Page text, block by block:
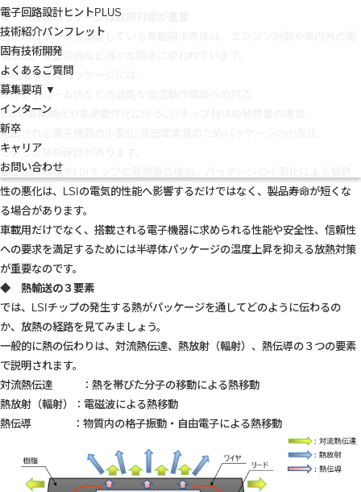
電子回路設計ヒントPLUS
技術紹介パンフレット
固有技術開発
よくあるご質問
募集要項 ▼
インターン
新卒
キャリア
お問い合わせ
◆ 半導体パッケージは放熱対策が重要
私がパッケージを開発している車載用半導体は、エンジン制御や車内外の電
装部品、安全装備など様々な用途に使われています。
車載用半導体パッケージには、
エンジンルーム内などの過酷な高温動作環境への対応
LSIの高集積化や高速動作化に伴うLSIチップ自体の発熱量の増加
搭載される電子機器の小型化/高密度実装のためパッケージの小型化
といった技術課題があります。
高温動作環境やLSIチップの発熱量の増加、パッケージの小型化による放熱
性の悪化は、LSIの電気的性能へ影響するだけではなく、製品寿命が短くな
る場合があります。
車載用だけでなく、搭載される電子機器に求められる性能や安全性、信頼性
への要求を満足するためには半導体パッケージの温度上昇を抑える放熱対策
が重要なのです。
◆ 熱輸送の３要素
では、LSIチップの発生する熱がパッケージを通してどのように伝わるの
か、放熱の経路を見てみましょう。
一般的に熱の伝わりは、対流熱伝達、熱放射（輻射）、熱伝導の３つの要素
で説明されます。
対流熱伝達 ：熱を帯びた分子の移動による熱移動
熱放射（輻射）：電磁波による熱移動
熱伝導 ：物質内の格子振動・自由電子による熱移動